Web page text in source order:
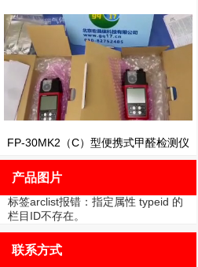
FP-30MK2（C）型便携式甲醛检测仪
产品图片
标签arclist报错：指定属性 typeid 的
栏目ID不存在。
联系方式